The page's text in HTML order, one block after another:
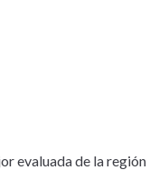
evaluada de la región